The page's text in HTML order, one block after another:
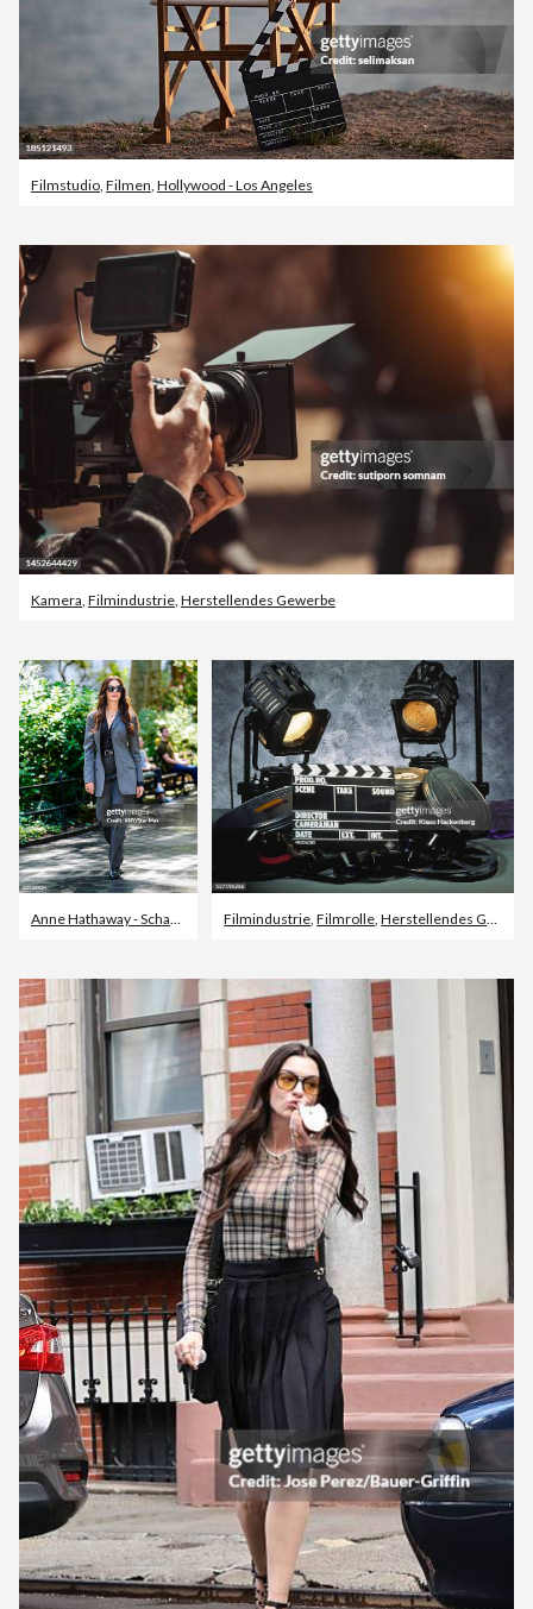
Filmstudio Filmen Hollywood - Los Angeles
Kamera, Filmindustrie, Herstellendes Gewerbe
Anne Hathaway - Schauspielerin ,Topix,The Devil Wears Prada 2
Filmindustrie,Filmrolle,Herstellendes Gewerbe